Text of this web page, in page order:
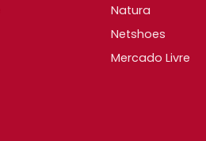
Natura
Netshoes
Mercado Livre